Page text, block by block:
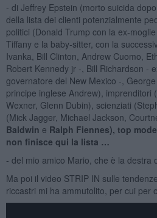
- di Jeffrey Epstein (morto suicida
della lista dei clienti potenzialmente
politici (Donald Trump con la ex-
Tiffany e la baby-sitter, con la
Ivanka, Bill Clinton, Andrew Cuomo,
Robert Kennedy jr -, Bill Richardson -
governatore del New Mexico -,
principe inglese Andrew), imprenditori
Wexner, Glenn Dubin), scienziati
(Mick Jagger, Michael Jackson,
Baldwin e Ralph Fiennes), top
non finisce qui la lista …
- del mio amico Mario, che è la destra
Ma poi il video STRIP IN sulle
riccastri mi ha ammutolito, per cui per